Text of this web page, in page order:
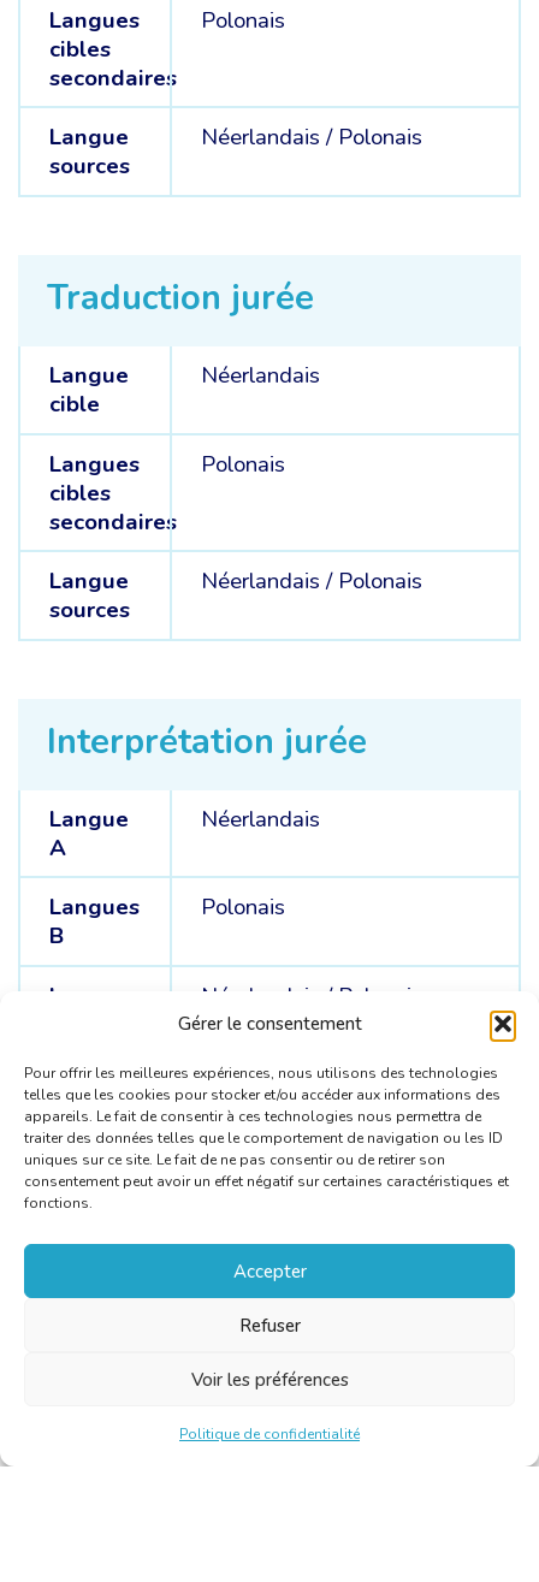
Gérer le consentement
Pour offrir les meilleures expériences, nous utilisons des technologies
telles que les cookies pour stocker et/ou accéder aux informations des
appareils. Le fait de consentir à ces technologies nous permettra de
traiter des données telles que le comportement de navigation ou les ID
uniques sur ce site. Le fait de ne pas consentir ou de retirer son
consentement peut avoir un effet négatif sur certaines caractéristiques et
fonctions.
Accepter
Refuser
Voir les préférences
Politique de confidentialité
Langues
cibles
secondaires
Polonais
Langue
sources
Néerlandais / Polonais
Traduction jurée
Langue
cible
Néerlandais
Langues
cibles
secondaires
Polonais
Langue
sources
Néerlandais / Polonais
Interprétation jurée
Langue
A
Néerlandais
Langues
B
Polonais
Langues
Néerlandais / Polonais